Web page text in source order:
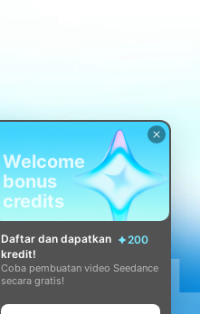
Welcome
bonus
credits
Daftar dan dapatkan
200
kredit!
Coba pembuatan video Seedance
secara gratis!